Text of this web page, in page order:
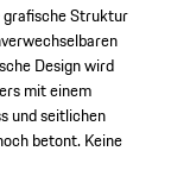
Struktur
Design wird
mit einem
und seitlichen
betont. Keine